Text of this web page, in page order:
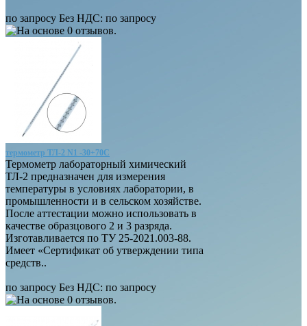
по запросу Без НДС: по запросу
термометр ТЛ-2 N1 -30+70С
Термометр лабораторный химический
ТЛ-2 предназначен для измерения
температуры в условиях лаборатории, в
промышленности и в сельском хозяйстве.
После аттестации можно использовать в
качестве образцового 2 и 3 разряда.
Изготавливается по ТУ 25-2021.003-88.
Имеет «Сертификат об утверждении типа
средств..
по запросу Без НДС: по запросу